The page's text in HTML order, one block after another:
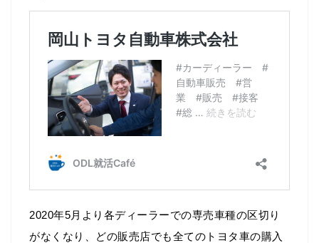
2020年5月より各ディーラーでの専売車種の区切り
がなくなり、どの販売店でも全てのトヨタ車の購入